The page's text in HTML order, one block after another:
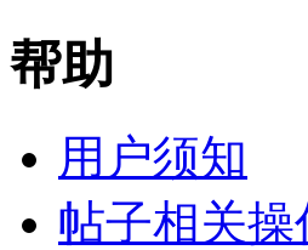
帮助
用户须知
帖子相关操